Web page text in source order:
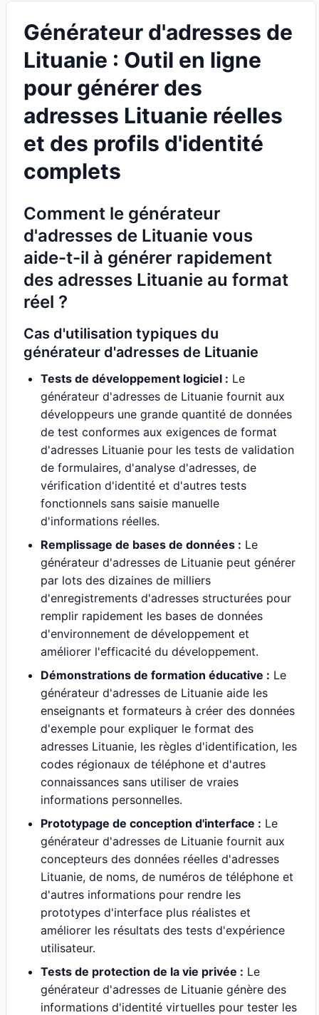
Générateur d'adresses de
Lituanie : Outil en ligne
pour générer des
adresses Lituanie réelles
et des profils d'identité
complets
Comment le générateur
d'adresses de Lituanie vous
aide-t-il à générer rapidement
des adresses Lituanie au format
réel ?
Cas d'utilisation typiques du
générateur d'adresses de Lituanie
Tests de développement logiciel : Le
générateur d'adresses de Lituanie fournit aux
développeurs une grande quantité de données
de test conformes aux exigences de format
d'adresses Lituanie pour les tests de validation
de formulaires, d'analyse d'adresses, de
vérification d'identité et d'autres tests
fonctionnels sans saisie manuelle
d'informations réelles.
Remplissage de bases de données : Le
générateur d'adresses de Lituanie peut générer
par lots des dizaines de milliers
d'enregistrements d'adresses structurées pour
remplir rapidement les bases de données
d'environnement de développement et
améliorer l'efficacité du développement.
Démonstrations de formation éducative : Le
générateur d'adresses de Lituanie aide les
enseignants et formateurs à créer des données
d'exemple pour expliquer le format des
adresses Lituanie, les règles d'identification, les
codes régionaux de téléphone et d'autres
connaissances sans utiliser de vraies
informations personnelles.
Prototypage de conception d'interface : Le
générateur d'adresses de Lituanie fournit aux
concepteurs des données réelles d'adresses
Lituanie, de noms, de numéros de téléphone et
d'autres informations pour rendre les
prototypes d'interface plus réalistes et
améliorer les résultats des tests d'expérience
utilisateur.
Tests de protection de la vie privée : Le
générateur d'adresses de Lituanie génère des
informations d'identité virtuelles pour tester les